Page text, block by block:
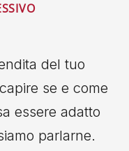
del tuo
se e come
essere adatto
parlarne.